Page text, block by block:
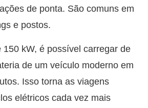
de ponta. São comuns em
e postos.
150 kW, é possível carregar de
de um veículo moderno em
Isso torna as viagens
elétricos cada vez mais